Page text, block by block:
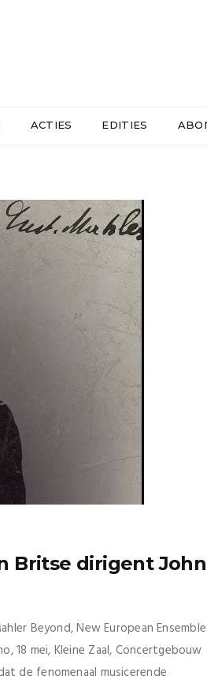
ACTIES EDITIES
Britse dirigent John
Beyond, New European Ensemble
18 mei, Kleine Zaal, Concertgebouw
de fenomenaal musicerende